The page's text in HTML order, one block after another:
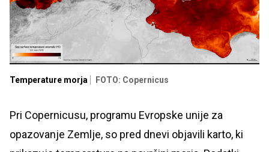
Temperature morja FOTO: Copernicus
Pri Copernicusu, programu Evropske unije za
opazovanje Zemlje, so pred dnevi objavili karto, ki